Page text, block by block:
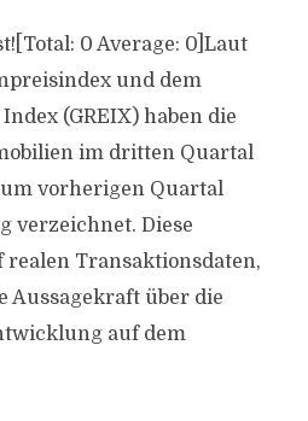
0 Average: 0]Laut
und dem
(GREIX) haben die
im dritten Quartal
vorherigen Quartal
verzeichnet. Diese
realen Transaktionsdaten,
Aussagekraft über die
auf dem